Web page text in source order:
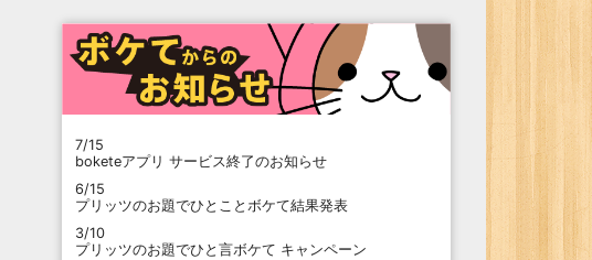
7/15
boketeアプリ サービス終了のお知らせ
6/15
プリッツのお題でひとことボケて結果発表
3/10
プリッツのお題でひと言ボケて キャンペーン